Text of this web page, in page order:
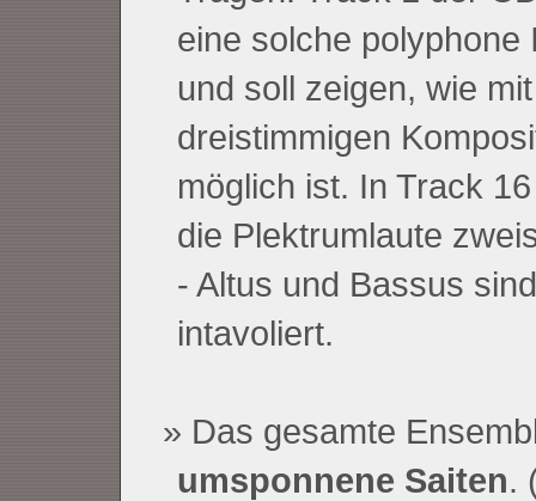
eine solche
und soll zeigen, wie
dreistimmigen
möglich ist. In Track
die Plektrumlaute
- Altus und Bassus
intavoliert.
Das gesamte
umsponnene Saiten.